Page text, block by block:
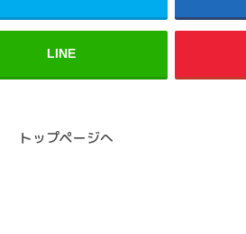
LINE
トップページへ